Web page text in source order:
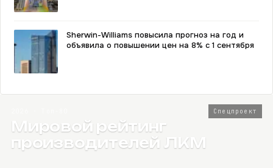
Sherwin-Williams повысила прогноз на год и
объявила о повышении цен на 8% с 1 сентября
Спецпроект
Мировой рейтинг
производителей ЛКМ